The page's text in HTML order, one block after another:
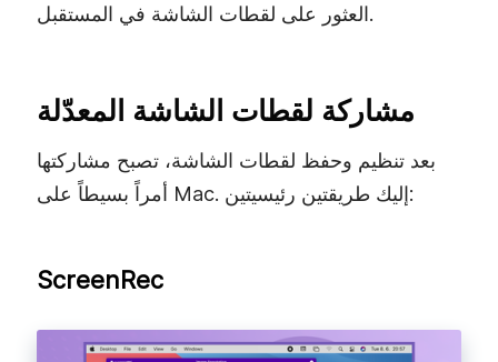
العثور على لقطات الشاشة في المستقبل.
مشاركة لقطات الشاشة المعدّلة
بعد تنظيم وحفظ لقطات الشاشة، تصبح مشاركتها
أمراً بسيطاً على Mac. إليك طريقتين رئيسيتين:
ScreenRec